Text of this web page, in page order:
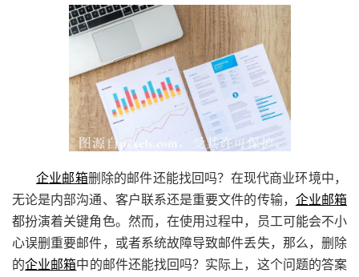
企业邮箱删除的邮件还能找回吗？在现代商业环境中，
无论是内部沟通、客户联系还是重要文件的传输， 企业邮箱
都扮演着关键角色。然而，在使用过程中，员工可能会不小
心误删重要邮件，或者系统故障导致邮件丢失，那么，删除
的企业邮箱中的邮件还能找回吗？实际上，这个问题的答案